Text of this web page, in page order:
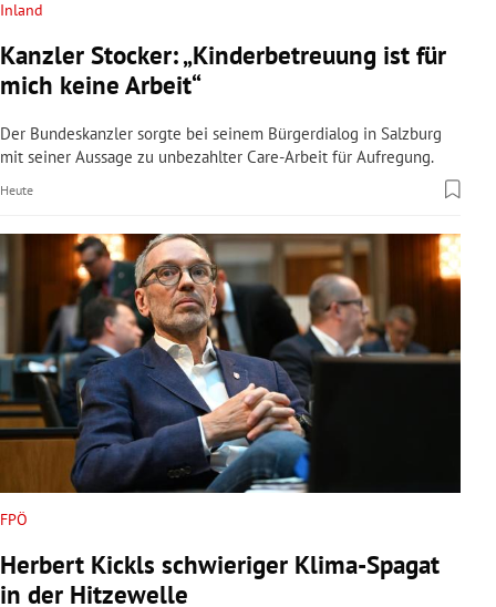
Untermenü
Untermenü
Untermenü
Untermenü
Untermenü
Untermenü
Untermenü
Untermenü
Inland
Kanzler Stocker: „Kinderbetreuung ist für
mich keine Arbeit“
Der Bundeskanzler sorgte bei seinem Bürgerdialog in Salzburg
mit seiner Aussage zu unbezahlter Care-Arbeit für Aufregung.
Heute
FPÖ
Herbert Kickls schwieriger Klima-Spagat
in der Hitzewelle